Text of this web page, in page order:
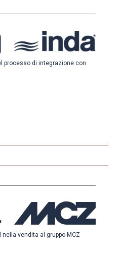
processo di integrazione con
vendita al gruppo MCZ